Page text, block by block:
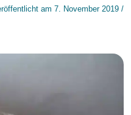
am 7. November 2019 /